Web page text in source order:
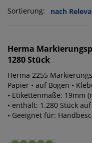
Sortierung:
Herma
1280 Stück
Herma 2255
Papier • auf Bogen •
• Etikettenmaße: 19mm
• enthält: 1.280 Stück
• Geeignet für: